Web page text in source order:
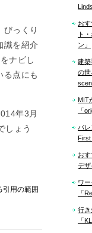
っくり
識を紹介
ナビし
る点にも
年3月
しょう
用の範囲
お
ト
ン」
建築
の世
MIT
「
バレ
First
お
デザ
ワ
「
行き
「